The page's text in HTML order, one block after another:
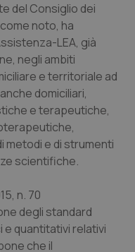
Collo
del Consiglio dei
noto, ha
LEA, già
negli ambiti
e territoriale ad
domiciliari,
e terapeutiche,
metodi e di strumenti
scientifiche.
n. 70
degli standard
quantitativi relativi
che il